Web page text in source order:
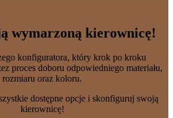
wymarzoną kierownicę!
konfiguratora, który krok po kroku
proces doboru odpowiedniego materiału,
rozmiaru oraz koloru.
dostępne opcje i skonfiguruj swoją
kierownicę!